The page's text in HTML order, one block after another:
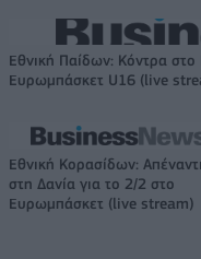
Εθνική Παίδων: Κόντρα στο
Ευρωμπάσκετ U16 (live
Εθνική Κορασίδων: Απέναντι
στη Δανία για το 2/2 στο
Ευρωμπάσκετ (live stream)